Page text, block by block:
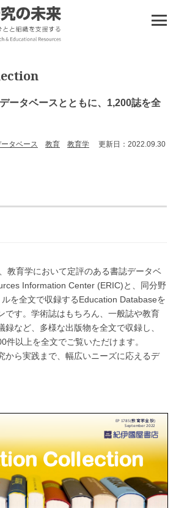
ータベースとともに、1,200誌を全
タベース 教育 教育学 更新日：2022.09.30
教育学において定評のある書誌データベ
Information Center (ERIC)と、同分野
を全文で収録するEducation Databaseを
です。学術誌はもちろん、一般誌や教育
など、多様な出版物を全文で収録し、
件以上を全文でご覧いただけます。
から実践まで、幅広いニーズに応えるデ